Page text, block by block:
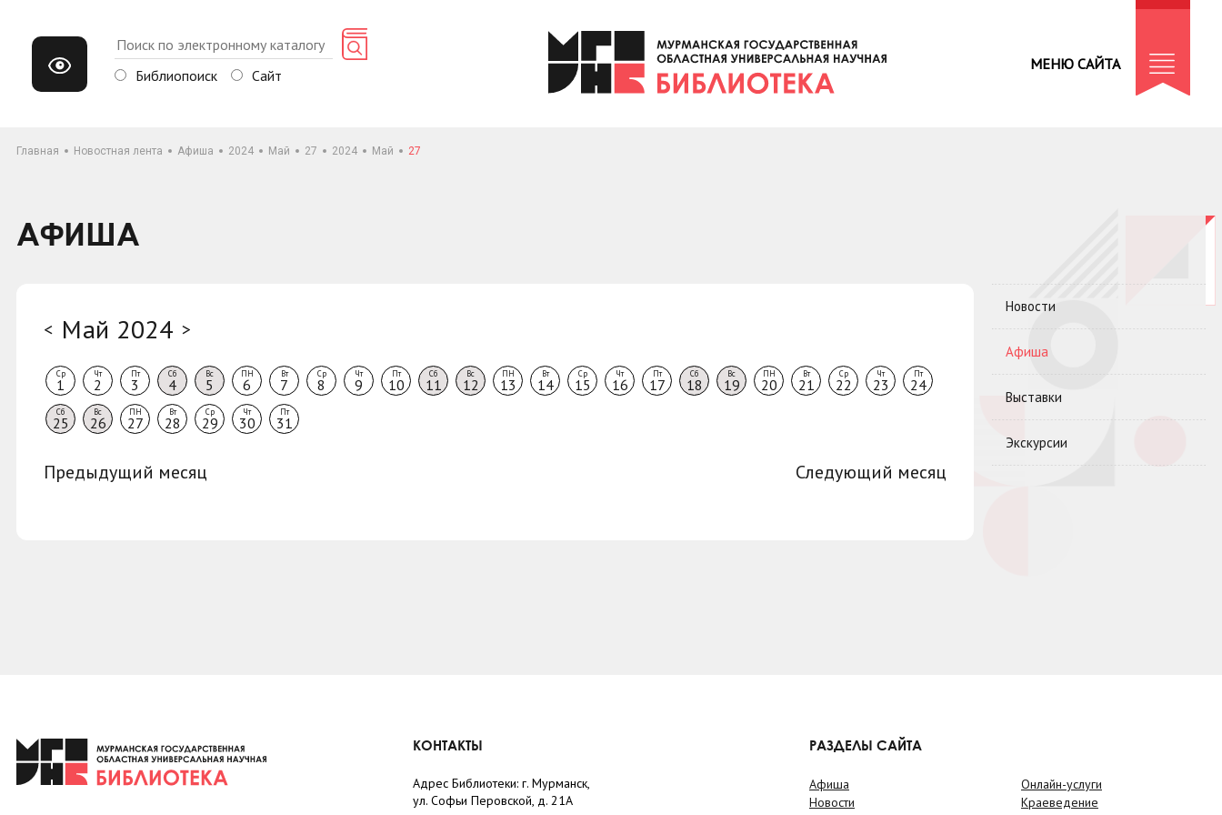
Библиопоиск Сайт
МЕНЮ САЙТА
Главная Новостная лента Афиша 2024 Май 27 2024 Май 27
АФИША
< Май 2024 >
Ср
1
Чт
2
Пт
3
Сб
4
Вс
5
ПН
6
Вт
7
Ср
8
Чт
9
Пт
10
Сб
11
Вс
12
ПН
13
Вт
14
Ср
15
Чт
16
Пт
17
Сб
18
Вс
19
ПН
20
Вт
21
Ср
22
Чт
23
Пт
24
Сб
25
Вс
26
ПН
27
Вт
28
Ср
29
Чт
30
Пт
31
Предыдущий месяц Следующий месяц
Новости
Афиша
Выставки
Экскурсии
КОНТАКТЫ
Адрес Библиотеки: г. Мурманск,
ул. Софьи Перовской, д. 21А
РАЗДЕЛЫ САЙТА
Афиша
Новости
Онлайн-услуги
Краеведение